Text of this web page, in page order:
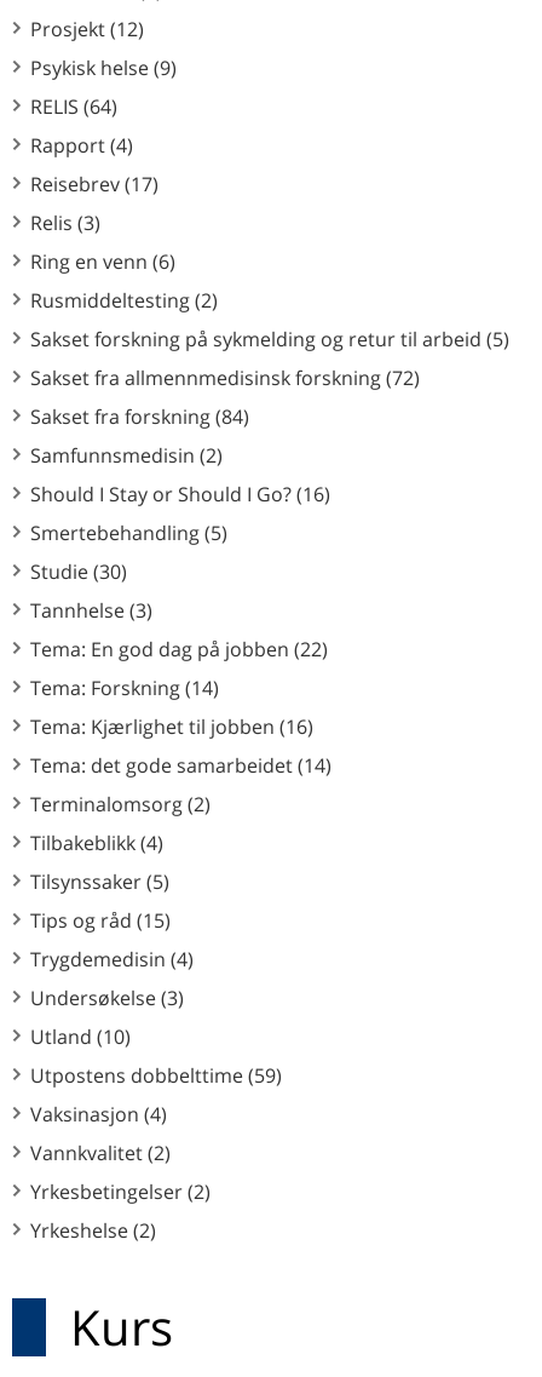
Prosjekt (12)
Psykisk helse (9)
RELIS (64)
Rapport (4)
Reisebrev (17)
Relis (3)
Ring en venn (6)
Rusmiddeltesting (2)
Sakset forskning på sykmelding og retur til arbeid (5)
Sakset fra allmennmedisinsk forskning (72)
Sakset fra forskning (84)
Samfunnsmedisin (2)
Should I Stay or Should I Go? (16)
Smertebehandling (5)
Studie (30)
Tannhelse (3)
Tema: En god dag på jobben (22)
Tema: Forskning (14)
Tema: Kjærlighet til jobben (16)
Tema: det gode samarbeidet (14)
Terminalomsorg (2)
Tilbakeblikk (4)
Tilsynssaker (5)
Tips og råd (15)
Trygdemedisin (4)
Undersøkelse (3)
Utland (10)
Utpostens dobbelttime (59)
Vaksinasjon (4)
Vannkvalitet (2)
Yrkesbetingelser (2)
Yrkeshelse (2)
Kurs